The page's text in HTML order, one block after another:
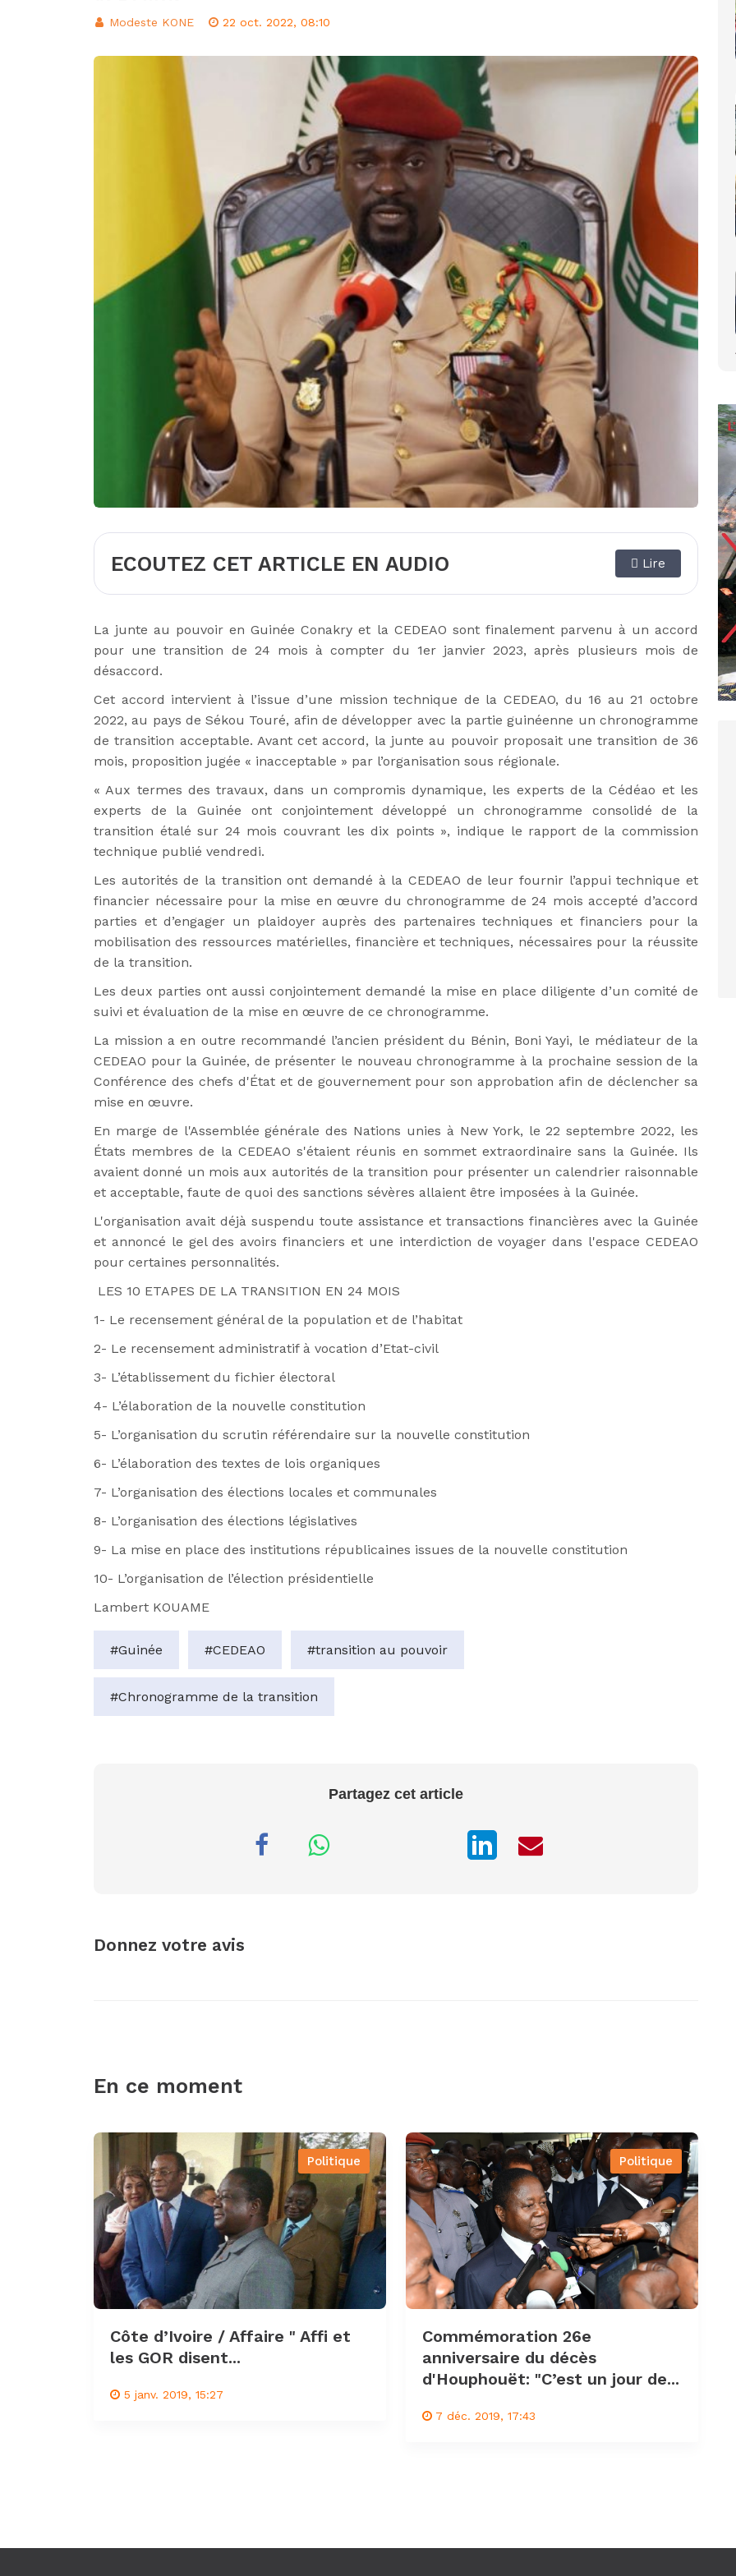
Modeste KONE 22 oct. 2022, 08:10
ECOUTEZ CET ARTICLE EN AUDIO Lire
La junte au pouvoir en Guinée Conakry et la CEDEAO sont finalement parvenu à un accord
pour une transition de 24 mois à compter du 1er janvier 2023, après plusieurs mois de
désaccord.
Cet accord intervient à l’issue d’une mission technique de la CEDEAO, du 16 au 21 octobre
2022, au pays de Sékou Touré, afin de développer avec la partie guinéenne un chronogramme
de transition acceptable. Avant cet accord, la junte au pouvoir proposait une transition de 36
mois, proposition jugée « inacceptable » par l’organisation sous régionale.
« Aux termes des travaux, dans un compromis dynamique, les experts de la Cédéao et les
experts de la Guinée ont conjointement développé un chronogramme consolidé de la
transition étalé sur 24 mois couvrant les dix points », indique le rapport de la commission
technique publié vendredi.
Les autorités de la transition ont demandé à la CEDEAO de leur fournir l’appui technique et
financier nécessaire pour la mise en œuvre du chronogramme de 24 mois accepté d’accord
parties et d’engager un plaidoyer auprès des partenaires techniques et financiers pour la
mobilisation des ressources matérielles, financière et techniques, nécessaires pour la réussite
de la transition.
Les deux parties ont aussi conjointement demandé la mise en place diligente d’un comité de
suivi et évaluation de la mise en œuvre de ce chronogramme.
La mission a en outre recommandé l’ancien président du Bénin, Boni Yayi, le médiateur de la
CEDEAO pour la Guinée, de présenter le nouveau chronogramme à la prochaine session de la
Conférence des chefs d'État et de gouvernement pour son approbation afin de déclencher sa
mise en œuvre.
En marge de l'Assemblée générale des Nations unies à New York, le 22 septembre 2022, les
États membres de la CEDEAO s'étaient réunis en sommet extraordinaire sans la Guinée. Ils
avaient donné un mois aux autorités de la transition pour présenter un calendrier raisonnable
et acceptable, faute de quoi des sanctions sévères allaient être imposées à la Guinée.
L'organisation avait déjà suspendu toute assistance et transactions financières avec la Guinée
et annoncé le gel des avoirs financiers et une interdiction de voyager dans l'espace CEDEAO
pour certaines personnalités.
LES 10 ETAPES DE LA TRANSITION EN 24 MOIS
1- Le recensement général de la population et de l’habitat
2- Le recensement administratif à vocation d’Etat-civil
3- L’établissement du fichier électoral
4- L’élaboration de la nouvelle constitution
5- L’organisation du scrutin référendaire sur la nouvelle constitution
6- L’élaboration des textes de lois organiques
7- L’organisation des élections locales et communales
8- L’organisation des élections législatives
9- La mise en place des institutions républicaines issues de la nouvelle constitution
10- L’organisation de l’élection présidentielle
Lambert KOUAME
#Guinée #CEDEAO #transition au pouvoir
#Chronogramme de la transition
Partagez cet article
Donnez votre avis
En ce moment
Politique
Côte d’Ivoire / Affaire " Affi et
les GOR disent...
5 janv. 2019, 15:27
Politique
Commémoration 26e
anniversaire du décès
d'Houphouët: "C’est un jour de...
7 déc. 2019, 17:43